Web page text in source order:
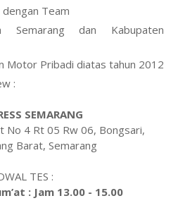
Team
Semarang dan Kabupaten
Motor Pribadi diatas tahun 2012
:
SEMARANG
No 4 Rt 05 Rw 06, Bongsari,
Barat, Semarang
TES :
: Jam 13.00 - 15.00